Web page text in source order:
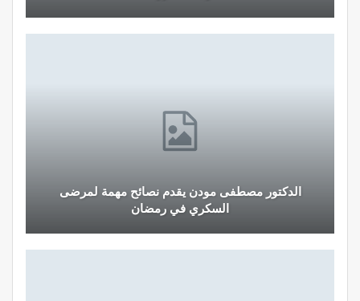
الدكتور مصطفى مودن يقدم نصائح مهمة لمرضى
السكري في رمضان